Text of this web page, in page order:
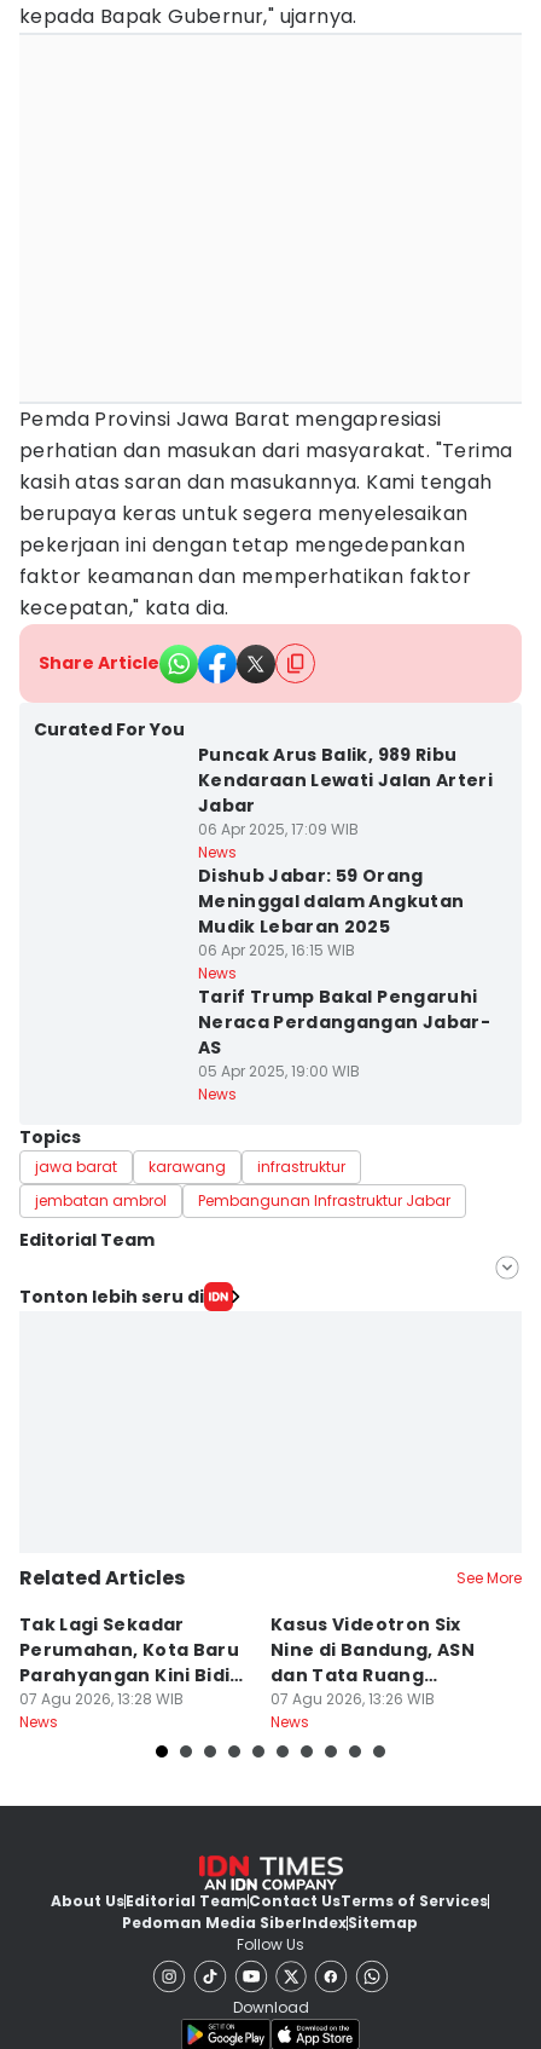
kepada Bapak Gubernur," ujarnya.
Pemda Provinsi Jawa Barat mengapresiasi
perhatian dan masukan dari masyarakat. "Terima
kasih atas saran dan masukannya. Kami tengah
berupaya keras untuk segera menyelesaikan
pekerjaan ini dengan tetap mengedepankan
faktor keamanan dan memperhatikan faktor
kecepatan," kata dia.
Share Article
Curated For You
Puncak Arus Balik, 989 Ribu
Kendaraan Lewati Jalan Arteri
Jabar
06 Apr 2025, 17:09 WIB
News
Dishub Jabar: 59 Orang
Meninggal dalam Angkutan
Mudik Lebaran 2025
06 Apr 2025, 16:15 WIB
News
Tarif Trump Bakal Pengaruhi
Neraca Perdangangan Jabar-
AS
05 Apr 2025, 19:00 WIB
News
Topics
jawa barat karawang
infrastruktur
jembatan ambrol
Pembangunan Infrastruktur Jabar
Editorial Team
Editor
Tonton lebih seru di
Related Articles See More
Tak Lagi Sekadar
Perumahan, Kota Baru
Parahyangan Kini Bidik
Wisatawan
07 Agu 2026, 13:28 WIB
News
Kasus Videotron Six
Nine di Bandung, ASN
dan Tata Ruang
Diperiksa
07 Agu 2026, 13:26 WIB
News
About UsEditorial TeamContact UsTerms of Services
Pedoman Media SiberIndexSitemap
Follow Us
Download